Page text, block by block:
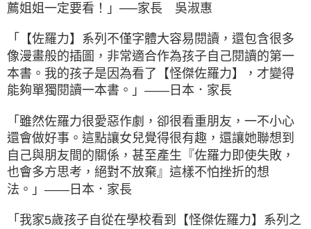
薦姐姐一定要看！」──家長 吳淑惠
「【佐羅力】系列不僅字體大容易閱讀，還包含很多
像漫畫般的插圖，非常適合作為孩子自己閱讀的第一
本書。我的孩子是因為看了【怪傑佐羅力】，才變得
能夠單獨閱讀一本書。」——日本．家長
「雖然佐羅力很愛惡作劇，卻很看重朋友，一不小心
還會做好事。這點讓女兒覺得很有趣，還讓她聯想到
自己與朋友間的關係，甚至產生『佐羅力即使失敗，
也會多方思考，絕對不放棄』這樣不怕挫折的想
法。」——日本．家長
「我家5歲孩子自從在學校看到【怪傑佐羅力】系列之